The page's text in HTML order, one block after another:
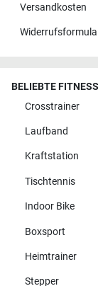
Versandkosten
BELIEBTE
Crosstrainer
Laufband
Kraftstation
Tischtennis
Indoor Bike
Boxsport
Heimtrainer
Stepper